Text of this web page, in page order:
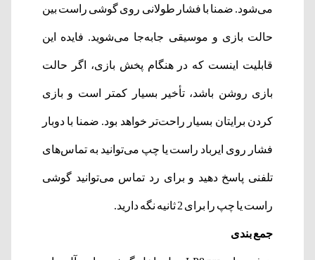
می‌شود. ضمنا با فشار طولانی روی گوشی راست بین
حالت بازی و موسیقی جابه‌جا می‌شوید. فایده این
قابلیت اینست که در هنگام پخش بازی، اگر حالت
بازی روشن باشد، تأخیر بسیار کمتر است و بازی
کردن برایتان بسیار راحت‌تر خواهد بود. ضمنا با دوبار
فشار روی ایرباد راست یا چپ می‌توانید به تماس‌های
تلفنی پاسخ دهید و برای رد تماس می‌توانید گوشی
راست یا چپ را برای 2 ثانیه نگه دارید.
جمع بندی